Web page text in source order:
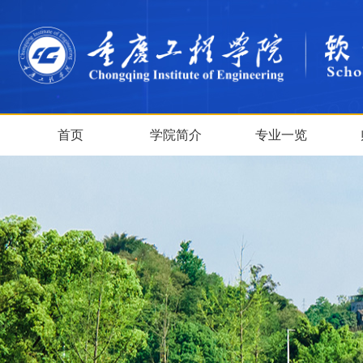
首页 学院简介 专业一览